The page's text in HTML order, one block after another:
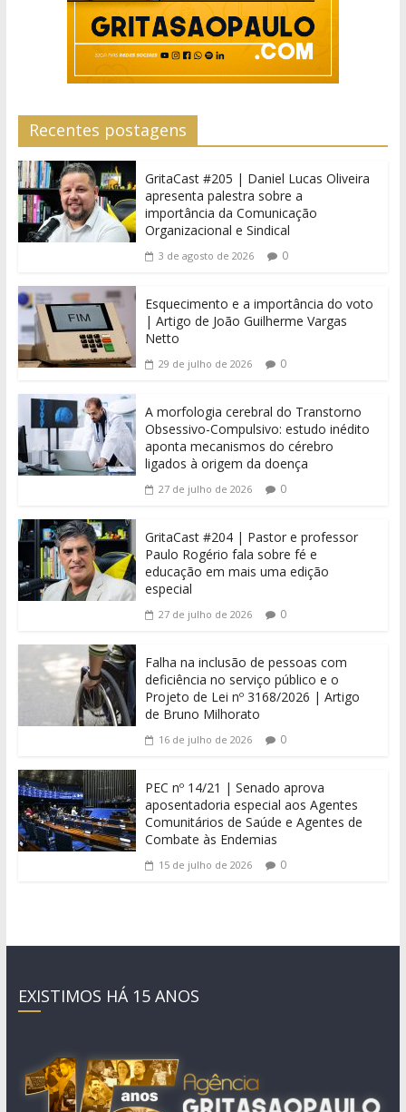
Recentes postagens
GritaCast #205 | Daniel Lucas Oliveira
apresenta palestra sobre a
importância da Comunicação
Organizacional e Sindical
3 de agosto de 2026 0
Esquecimento e a importância do voto
| Artigo de João Guilherme Vargas
Netto
29 de julho de 2026 0
A morfologia cerebral do Transtorno
Obsessivo-Compulsivo: estudo inédito
aponta mecanismos do cérebro
ligados à origem da doença
27 de julho de 2026 0
GritaCast #204 | Pastor e professor
Paulo Rogério fala sobre fé e
educação em mais uma edição
especial
27 de julho de 2026 0
Falha na inclusão de pessoas com
deficiência no serviço público e o
Projeto de Lei nº 3168/2026 | Artigo
de Bruno Milhorato
16 de julho de 2026 0
PEC nº 14/21 | Senado aprova
aposentadoria especial aos Agentes
Comunitários de Saúde e Agentes de
Combate às Endemias
15 de julho de 2026 0
EXISTIMOS HÁ 15 ANOS